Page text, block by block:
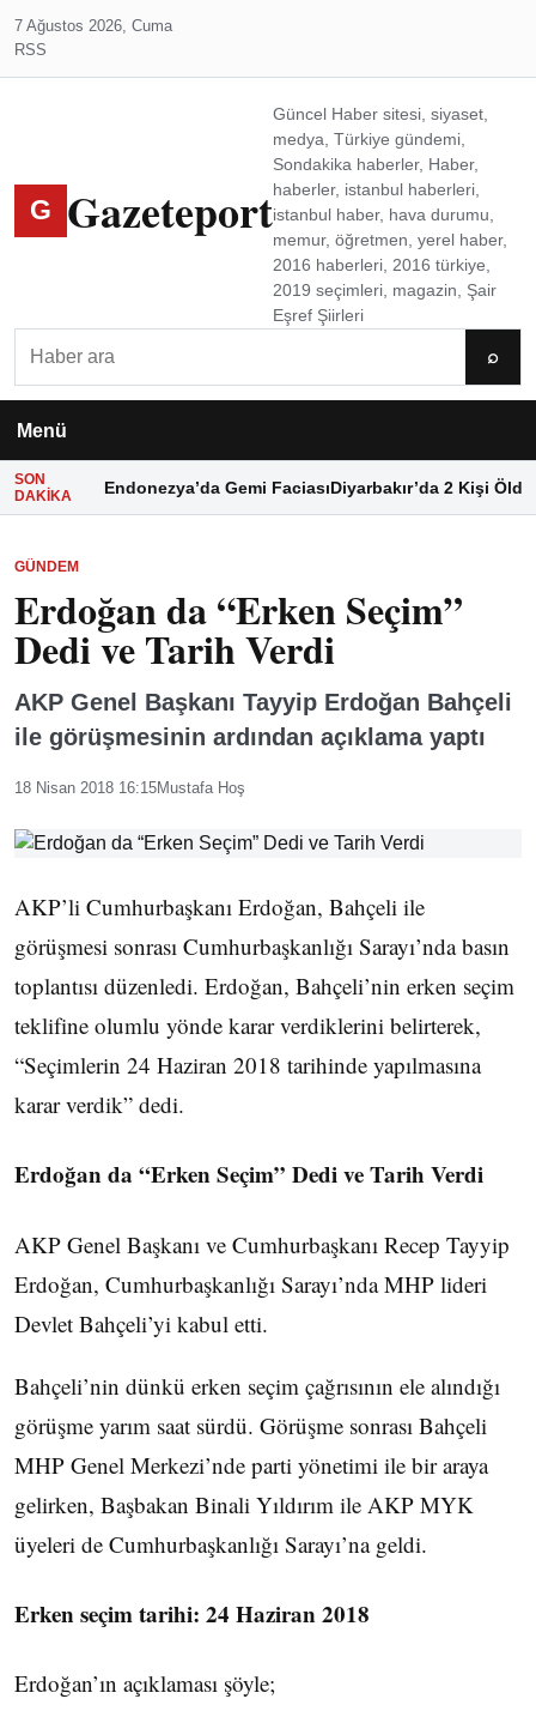
7 Ağustos 2026, Cuma
RSS
G Gazeteport
Güncel Haber sitesi, siyaset,
medya, Türkiye gündemi,
Sondakika haberler, Haber,
haberler, istanbul haberleri,
istanbul haber, hava durumu,
memur, öğretmen, yerel haber,
2016 haberleri, 2016 türkiye,
2019 seçimleri, magazin, Şair
Eşref Şiirleri
⌕
Menü
SON
DAKIKA
Endonezya’da Gemi FaciasıDiyarbakır’da 2 Kişi Öldü
GÜNDEM
Erdoğan da “Erken Seçim”
Dedi ve Tarih Verdi
AKP Genel Başkanı Tayyip Erdoğan Bahçeli
ile görüşmesinin ardından açıklama yaptı
18 Nisan 2018 16:15Mustafa Hoş
AKP’li Cumhurbaşkanı Erdoğan, Bahçeli ile
görüşmesi sonrası Cumhurbaşkanlığı Sarayı’nda basın
toplantısı düzenledi. Erdoğan, Bahçeli’nin erken seçim
teklifine olumlu yönde karar verdiklerini belirterek,
“Seçimlerin 24 Haziran 2018 tarihinde yapılmasına
karar verdik” dedi.
Erdoğan da “Erken Seçim” Dedi ve Tarih Verdi
AKP Genel Başkanı ve Cumhurbaşkanı Recep Tayyip
Erdoğan, Cumhurbaşkanlığı Sarayı’nda MHP lideri
Devlet Bahçeli’yi kabul etti.
Bahçeli’nin dünkü erken seçim çağrısının ele alındığı
görüşme yarım saat sürdü. Görüşme sonrası Bahçeli
MHP Genel Merkezi’nde parti yönetimi ile bir araya
gelirken, Başbakan Binali Yıldırım ile AKP MYK
üyeleri de Cumhurbaşkanlığı Sarayı’na geldi.
Erken seçim tarihi: 24 Haziran 2018
Erdoğan’ın açıklaması şöyle;